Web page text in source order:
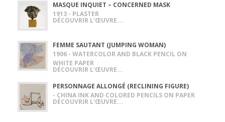
MASQUE INQUIET – CONCERNED MASK
1913 - PLASTER
DÉCOUVRIR L'ŒUVRE...
FEMME SAUTANT (JUMPING WOMAN)
1906 - WATERCOLOR AND BLACK PENCIL ON
WHITE PAPER
DÉCOUVRIR L'ŒUVRE...
PERSONNAGE ALLONGÉ (RECLINING FIGURE)
- CHINA INK AND COLORED PENCILS ON PAPER
DÉCOUVRIR L'ŒUVRE...